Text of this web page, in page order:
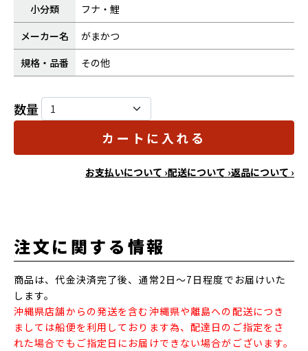
小分類
フナ・鯉
メーカー名
がまかつ
規格・品番
その他
数量
カートに入れる
お支払いについて ›配送について ›返品について ›
注文に関する情報
商品は、代金決済完了後、通常2日～7日程度でお届けいた
します。
沖縄県店舗からの発送を含む沖縄県や離島への配送につき
ましては船便を利用しております為、配達日のご指定をさ
れた場合でもご指定日にお届けできない場合がございます。